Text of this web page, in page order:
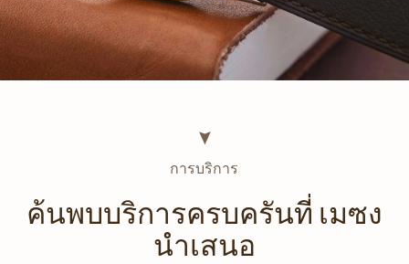
การบริการ
ค้นพบบริการครบครันที่ เมซง
นำเสนอ